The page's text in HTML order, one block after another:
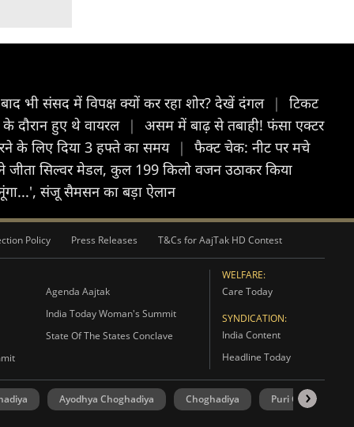
बाद भी संसद में विपक्ष क्यों कर रहा शोर? देखें दंगल |
टिकट
के दौरान हुए थे वायरल |
असम में बाढ़ से तबाही! फंसा एक्टर
के लिए दिया 3 हफ्ते का समय |
फैक्ट चेक: नीट पर मचे
ने जीता सिल्वर मेडल, कुल 199 किलो वजन उठाकर किया
संजू सैमसन का बड़ा ऐलान
Policy Press Releases T&Cs for AajTak HD Contest
Agenda Aajtak
India Today Woman's Summit
State Of The States Conclave
WELFARE:
Care Today
SYNDICATION:
India Content
Headline Today
Ayodhya Choghadiya Choghadiya Puri Choghadiya